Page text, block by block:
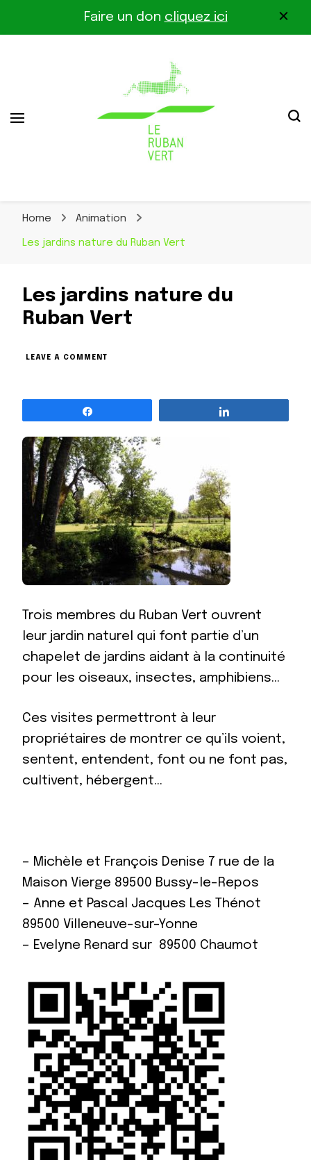
Faire un don cliquez ici
Le Ruban Vert
Home Animation
Les jardins nature du Ruban Vert
Les jardins nature du
Ruban Vert
LEAVE A COMMENT
RUBAN
VERT
Trois membres du Ruban Vert ouvrent
leur jardin naturel qui font partie d’un
chapelet de jardins aidant à la continuité
pour les oiseaux, insectes, amphibiens…
Ces visites permettront à leur
propriétaires de montrer ce qu’ils voient,
sentent, entendent, font ou ne font pas,
cultivent, hébergent…
– Michèle et François Denise 7 rue de la
Maison Vierge 89500 Bussy-le-Repos
– Anne et Pascal Jacques Les Thénot
89500 Villeneuve-sur-Yonne
– Evelyne Renard sur 89500 Chaumot